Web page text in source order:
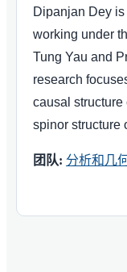
Dipanjan Dey
working under
Tung Yau and
research
causal
spinor structure
团队: 分析和几